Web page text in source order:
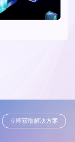
立即获取解决方案